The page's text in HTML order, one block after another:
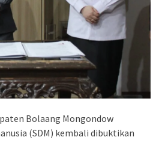
Bolaang Mongondow
(SDM) kembali dibuktikan